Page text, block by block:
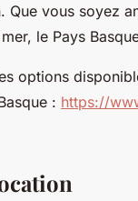
Que vous soyez
le Pays
options
: https://